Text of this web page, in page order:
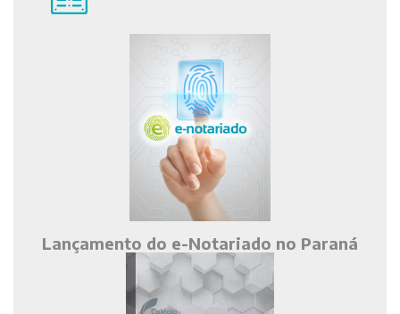
Lançamento do e-Notariado no Paraná